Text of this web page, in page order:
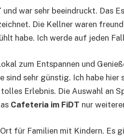
und war sehr beeindruckt. Das
Die Kellner waren
habe. Ich werde auf jeden
zum Entspannen und
sind sehr günstig. Ich habe hier
Erlebnis. Die Auswahl an
Cafeteria im FiDT nur
für Familien mit Kindern. Es